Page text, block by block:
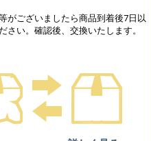
がございましたら商品到着後7日以
さい。確認後、交換いたします。